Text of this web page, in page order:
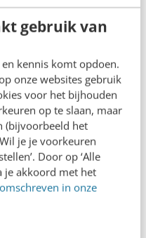
gebruik van
kennis komt opdoen.
onze websites gebruik
voor het bijhouden
op te slaan, maar
(bijvoorbeeld het
je je voorkeuren
Door op ‘Alle
je akkoord met het
omschreven in onze
zelf ook bijdragen